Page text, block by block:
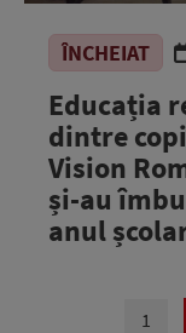
ÎNCHEIAT
Educația
dintre
Vision
și-au
anul
1